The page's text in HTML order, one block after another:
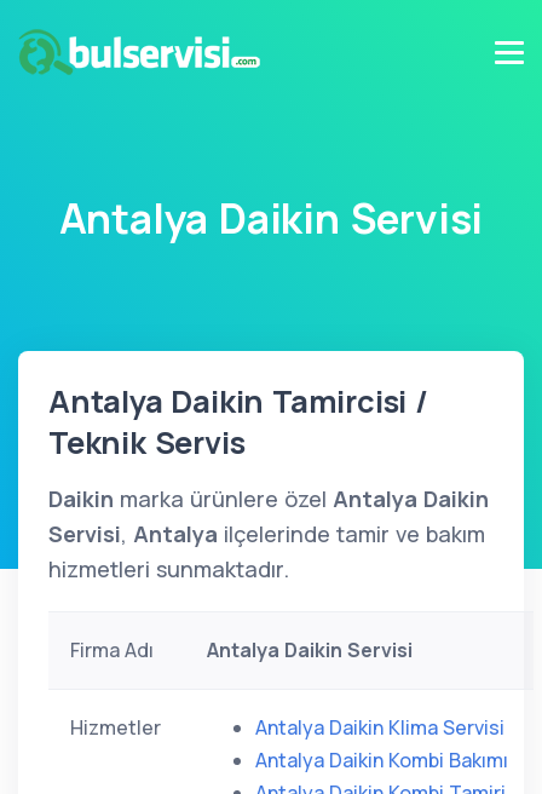
Antalya Daikin Servisi
Antalya Daikin Tamircisi /
Teknik Servis
Daikin marka ürünlere özel Antalya Daikin
Servisi, Antalya ilçelerinde tamir ve bakım
hizmetleri sunmaktadır.
Firma Adı Antalya Daikin Servisi
Hizmetler
Antalya Daikin Klima Servisi
Antalya Daikin Kombi Bakımı